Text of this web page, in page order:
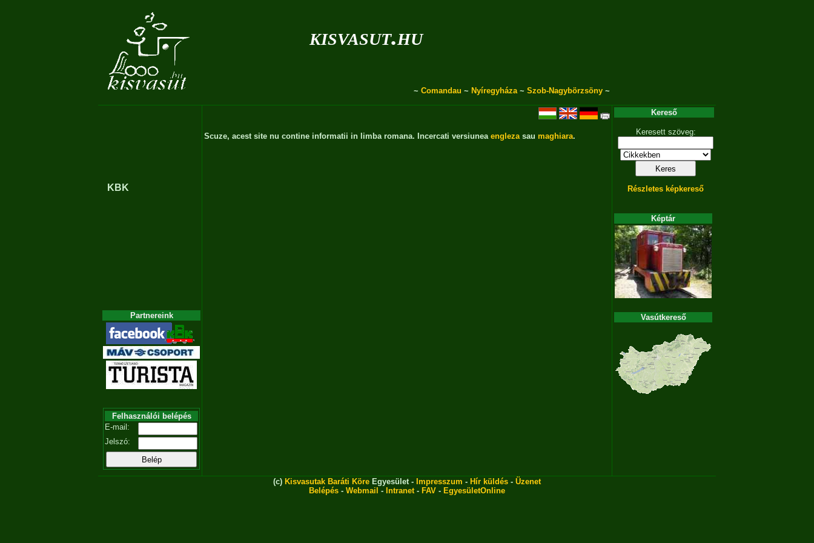
kisvasut.hu
~ Comandau ~ Nyíregyháza~ Szob-Nagybörzsöny ~
KBK
Partnereink
Felhasználói belépés
E-mail:
Jelszó:
Scuze, acest site nu contine informatii in limba romana. Incercati versiunea englezasau maghiara.
Kereső
Keresett szöveg:
Részletes képkereső
Képtár
Vasútkereső
(c) Kisvasutak Baráti Köre Egyesület - Impresszum - Hír küldés - Üzenet
Belépés - Webmail - Intranet- FAV - EgyesületOnline